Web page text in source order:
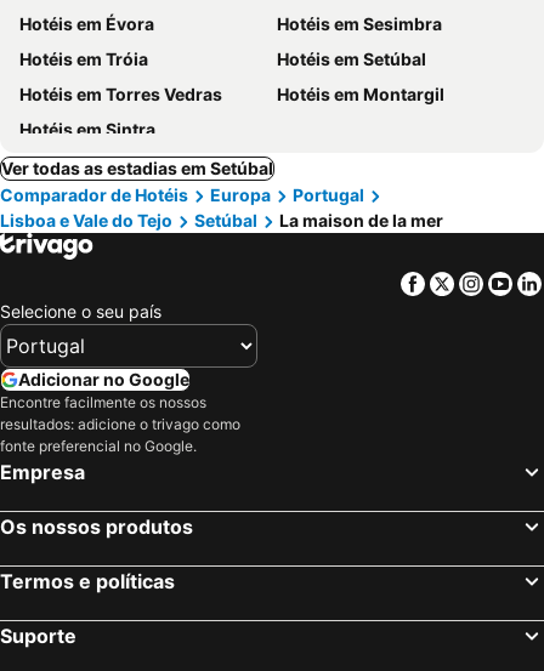
Hotéis em Évora
Hotéis em Sesimbra
Hotéis em Tróia
Hotéis em Setúbal
Hotéis em Torres Vedras
Hotéis em Montargil
Hotéis em Sintra
Ver todas as estadias em Setúbal
Comparador de Hotéis
Europa
Portugal
Lisboa e Vale do Tejo
Setúbal La maison de la mer
Facebook
Twitter
Selecione o seu país
Adicionar no Google
Encontre facilmente os nossos
resultados: adicione o trivago como
fonte preferencial no Google.
Empresa
Os nossos produtos
Termos e políticas
Suporte